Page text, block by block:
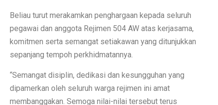
Beliau turut merakamkan penghargaan kepada seluruh
pegawai dan anggota Rejimen 504 AW atas kerjasama,
komitmen serta semangat setiakawan yang ditunjukkan
sepanjang tempoh perkhidmatannya.
“Semangat disiplin, dedikasi dan kesungguhan yang
dipamerkan oleh seluruh warga rejimen ini amat
membanggakan. Semoga nilai-nilai tersebut terus